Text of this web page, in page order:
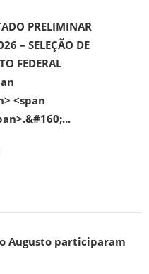
PRELIMINAR
– SELEÇÃO DE
FEDERAL
<span
Augusto participaram